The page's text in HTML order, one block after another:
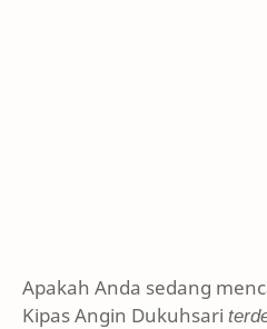
Apakah Anda sedang
Kipas Angin Dukuhsari